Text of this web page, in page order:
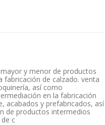
y menor de productos
fabricación de calzado. venta
así como
en la fabricación
acabados y prefabricados, así
de productos intermedios
c